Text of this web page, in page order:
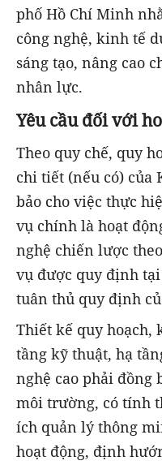
phố Hồ Chí Minh
công nghệ, kinh tế
sáng tạo, nâng cao
nhân lực.
Yêu cầu đối với
Theo quy chế, quy
chi tiết (nếu có) của
bảo cho việc thực
vụ chính là hoạt
nghệ chiến lược
vụ được quy định
tuân thủ quy định
Thiết kế quy hoạch,
tầng kỹ thuật, hạ
nghệ cao phải đồng
môi trường, có tính
ích quản lý thông
hoạt động, định